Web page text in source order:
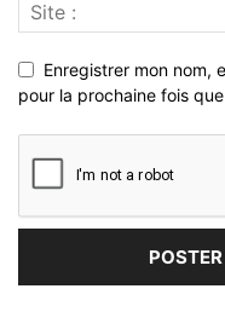
Enregistrer mon nom,
pour la prochaine fois